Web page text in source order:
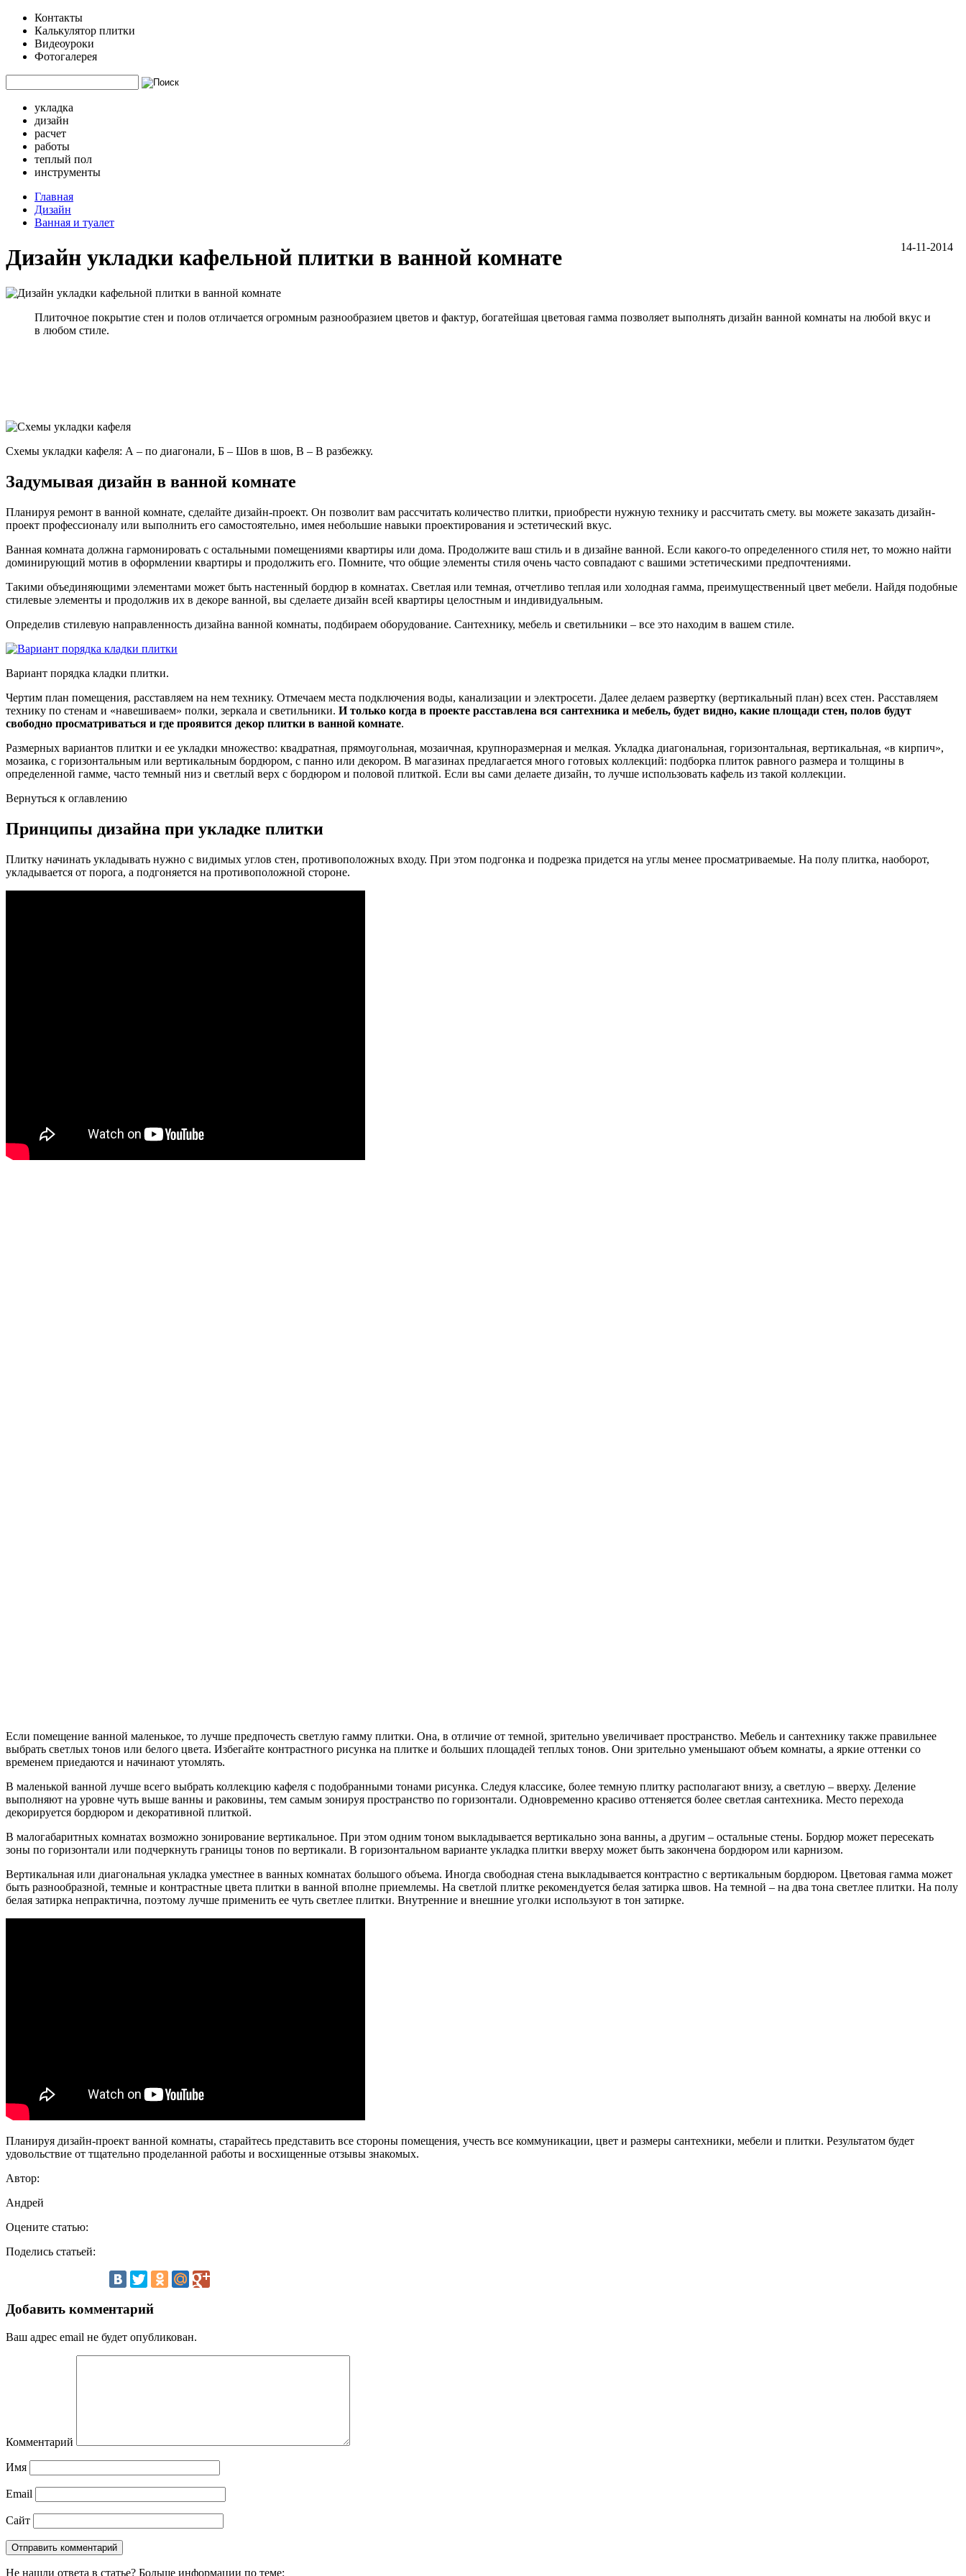
Контакты
Калькулятор плитки
Видеоуроки
Фотогалерея
укладка
дизайн
расчет
работы
теплый пол
инструменты
Главная
Дизайн
Ванная и туалет
14-11-2014
Дизайн укладки кафельной плитки в ванной комнате
Плиточное покрытие стен и полов отличается огромным разнообразием цветов и фактур, богатейшая цветовая гамма позволяет выполнять дизайн ванной комнаты на любой вкус и
в любом стиле.
Схемы укладки кафеля: А – по диагонали, Б – Шов в шов, В – В разбежку.
Задумывая дизайн в ванной комнате
Планируя ремонт в ванной комнате, сделайте дизайн-проект. Он позволит вам рассчитать количество плитки, приобрести нужную технику и рассчитать смету. вы можете заказать дизайн-
проект профессионалу или выполнить его самостоятельно, имея небольшие навыки проектирования и эстетический вкус.
Ванная комната должна гармонировать с остальными помещениями квартиры или дома. Продолжите ваш стиль и в дизайне ванной. Если какого-то определенного стиля нет, то можно найти
доминирующий мотив в оформлении квартиры и продолжить его. Помните, что общие элементы стиля очень часто совпадают с вашими эстетическими предпочтениями.
Такими объединяющими элементами может быть настенный бордюр в комнатах. Светлая или темная, отчетливо теплая или холодная гамма, преимущественный цвет мебели. Найдя подобные
стилевые элементы и продолжив их в декоре ванной, вы сделаете дизайн всей квартиры целостным и индивидуальным.
Определив стилевую направленность дизайна ванной комнаты, подбираем оборудование. Сантехнику, мебель и светильники – все это находим в вашем стиле.
Вариант порядка кладки плитки.
Чертим план помещения, расставляем на нем технику. Отмечаем места подключения воды, канализации и электросети. Далее делаем развертку (вертикальный план) всех стен. Расставляем
технику по стенам и «навешиваем» полки, зеркала и светильники. И только когда в проекте расставлена вся сантехника и мебель, будет видно, какие площади стен, полов будут
свободно просматриваться и где проявится декор плитки в ванной комнате.
Размерных вариантов плитки и ее укладки множество: квадратная, прямоугольная, мозаичная, крупноразмерная и мелкая. Укладка диагональная, горизонтальная, вертикальная, «в кирпич»,
мозаика, с горизонтальным или вертикальным бордюром, с панно или декором. В магазинах предлагается много готовых коллекций: подборка плиток равного размера и толщины в
определенной гамме, часто темный низ и светлый верх с бордюром и половой плиткой. Если вы сами делаете дизайн, то лучше использовать кафель из такой коллекции.
Вернуться к оглавлению
Принципы дизайна при укладке плитки
Плитку начинать укладывать нужно с видимых углов стен, противоположных входу. При этом подгонка и подрезка придется на углы менее просматриваемые. На полу плитка, наоборот,
укладывается от порога, а подгоняется на противоположной стороне.
Если помещение ванной маленькое, то лучше предпочесть светлую гамму плитки. Она, в отличие от темной, зрительно увеличивает пространство. Мебель и сантехнику также правильнее
выбрать светлых тонов или белого цвета. Избегайте контрастного рисунка на плитке и больших площадей теплых тонов. Они зрительно уменьшают объем комнаты, а яркие оттенки со
временем приедаются и начинают утомлять.
В маленькой ванной лучше всего выбрать коллекцию кафеля с подобранными тонами рисунка. Следуя классике, более темную плитку располагают внизу, а светлую – вверху. Деление
выполняют на уровне чуть выше ванны и раковины, тем самым зонируя пространство по горизонтали. Одновременно красиво оттеняется более светлая сантехника. Место перехода
декорируется бордюром и декоративной плиткой.
В малогабаритных комнатах возможно зонирование вертикальное. При этом одним тоном выкладывается вертикально зона ванны, а другим – остальные стены. Бордюр может пересекать
зоны по горизонтали или подчеркнуть границы тонов по вертикали. В горизонтальном варианте укладка плитки вверху может быть закончена бордюром или карнизом.
Вертикальная или диагональная укладка уместнее в ванных комнатах большого объема. Иногда свободная стена выкладывается контрастно с вертикальным бордюром. Цветовая гамма может
быть разнообразной, темные и контрастные цвета плитки в ванной вполне приемлемы. На светлой плитке рекомендуется белая затирка швов. На темной – на два тона светлее плитки. На полу
белая затирка непрактична, поэтому лучше применить ее чуть светлее плитки. Внутренние и внешние уголки используют в тон затирке.
Планируя дизайн-проект ванной комнаты, старайтесь представить все стороны помещения, учесть все коммуникации, цвет и размеры сантехники, мебели и плитки. Результатом будет
удовольствие от тщательно проделанной работы и восхищенные отзывы знакомых.
Автор:
Андрей
Оцените статью:
Поделись статьей:
Добавить комментарий
Ваш адрес email не будет опубликован.
Комментарий
Имя
Email
Сайт
Не нашли ответа в статье? Больше информации по теме: